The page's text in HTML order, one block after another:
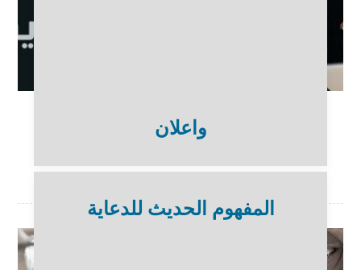
واعلان
المفهوم الحديث للدعاية